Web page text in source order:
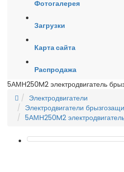
Фотогалерея
Загрузки
Карта сайта
Распродажа
5АМН250M2 электродвигатель
Электродвигатели
Электродвигатели
5АМН250M2